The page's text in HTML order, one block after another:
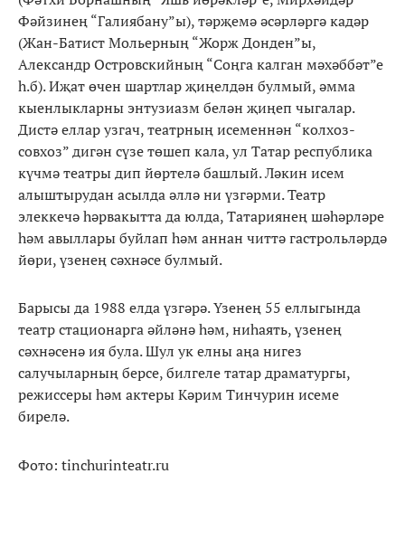
Фәйзинең “Галиябану”ы), тәрҗемә әсәрләргә кадәр
(Жан-Батист Мольерның “Жорж Донден”ы,
Александр Островскийның “Соңга калган мәхәббәт”е
һ.б). Иҗат өчен шартлар җиңелдән булмый, әмма
кыенлыкларны энтузиазм белән җиңеп чыгалар.
Дистә еллар узгач, театрның исеменнән “колхоз-
совхоз” дигән сүзе төшеп кала, ул Татар республика
күчмә театры дип йөртелә башлый. Ләкин исем
алыштырудан асылда әллә ни үзгәрми. Театр
элеккечә һәрвакытта да юлда, Татариянең шәһәрләре
һәм авыллары буйлап һәм аннан читтә гастрольләрдә
йөри, үзенең сәхнәсе булмый.
Барысы да 1988 елда үзгәрә. Үзенең 55 еллыгында
театр стационарга әйләнә һәм, ниһаять, үзенең
сәхнәсенә ия була. Шул ук елны аңа нигез
салучыларның берсе, билгеле татар драматургы,
режиссеры һәм актеры Кәрим Тинчурин исеме
бирелә.
Фото: tinchurinteatr.ru